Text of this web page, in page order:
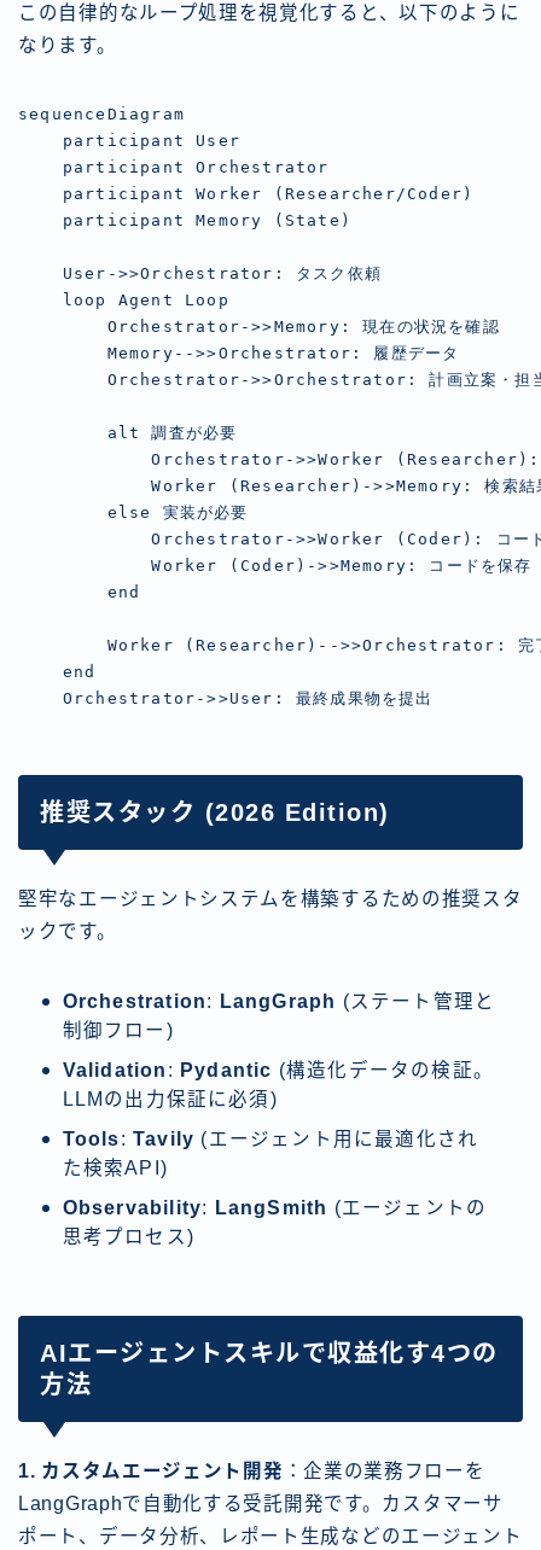
この自律的なループ処理を視覚化すると、以下のように
なります。
sequenceDiagram
    participant User
    participant Orchestrator
    participant Worker (Researcher/Coder)
    participant Memory (State)
    User->>Orchestrator: タスク依頼
    loop Agent Loop
        Orchestrator->>Memory: 現在の状況を確認
        Memory-->>Orchestrator: 履歴データ
Orchestrator->>Orchestrator: 計画立案・担
        alt 調査が必要
Orchestrator->>Worker (Researcher):
Worker (Researcher)->>Memory: 検索結
        else 実装が必要
Orchestrator->>Worker (Coder): コード
            Worker (Coder)->>Memory: コードを保存
        end
Worker (Researcher)-->>Orchestrator: 完
    end
    Orchestrator->>User: 最終成果物を提出
推奨スタック (2026 Edition)
堅牢なエージェントシステムを構築するための推奨スタ
ックです。
Orchestration: LangGraph (ステート管理と
制御フロー)
Validation : Pydantic (構造化データの検証。
LLMの出力保証に必須)
Tools: Tavily (エージェント用に最適化され
た検索API)
Observability: LangSmith (エージェントの
思考プロセス)
AIエージェントスキルで収益化す4つの
方法
1. カスタムエージェント開発 ：企業の業務フローを
LangGraphで自動化する受託開発です。カスタマーサ
ポート、データ分析、レポート生成などのエージェント